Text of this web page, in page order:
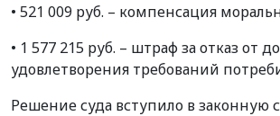
• 521 009 руб. – компенсация
• 1 577 215 руб. – штраф за отказ от
удовлетворения требований
Решение суда вступило в законную